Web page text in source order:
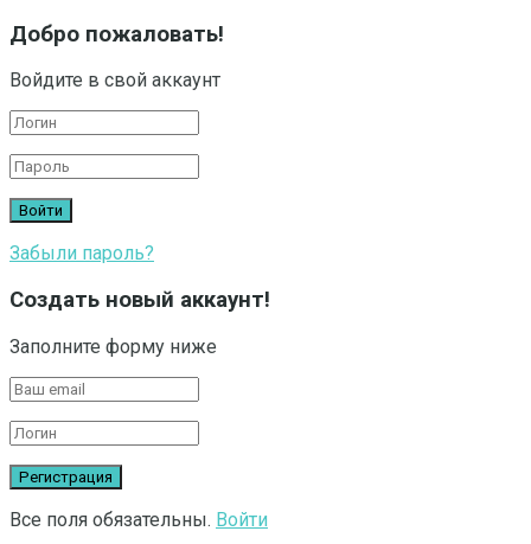
Добро пожаловать!
Войдите в свой аккаунт
Забыли пароль?
Создать новый аккаунт!
Заполните форму ниже
Все поля обязательны. Войти